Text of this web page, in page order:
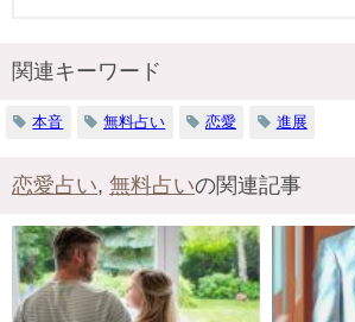
関連キーワード
本音 無料占い 恋愛 進展
恋愛占い, 無料占いの関連記事